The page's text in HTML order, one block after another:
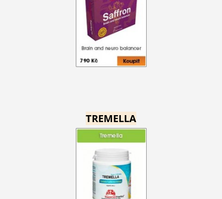
TREMELLA